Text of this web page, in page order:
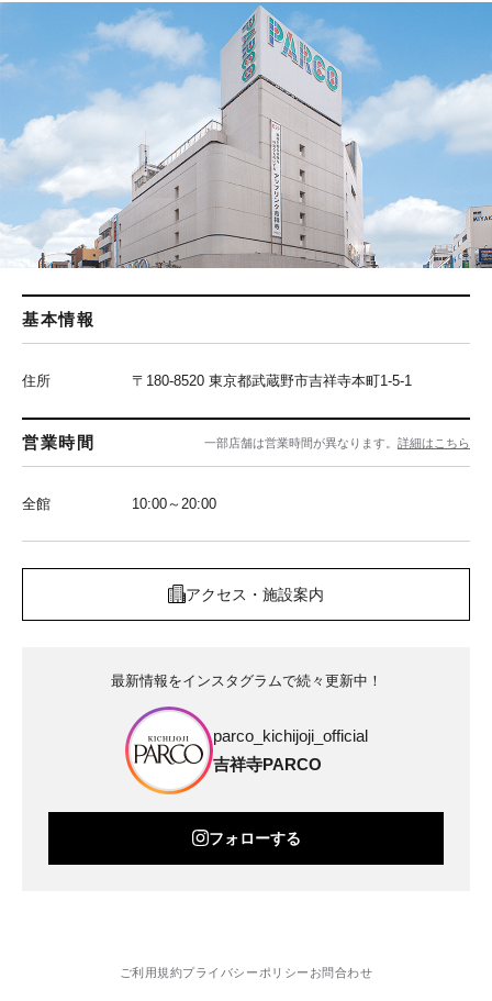
基本情報
住所 〒180-8520 東京都武蔵野市吉祥寺本町1-5-1
営業時間 一部店舗は営業時間が異なります。 詳細はこちら
全館 10:00～20:00
アクセス・施設案内
最新情報をインスタグラムで続々更新中！
parco_kichijoji_official
吉祥寺PARCO
フォローする
ご利用規約プライバシーポリシー お問合わせ